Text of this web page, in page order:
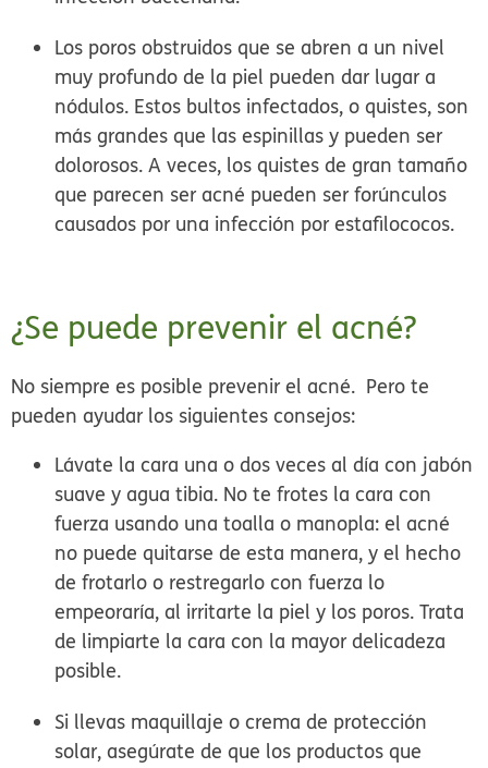
Los poros obstruidos que se abren a un nivel
muy profundo de la piel pueden dar lugar a
nódulos. Estos bultos infectados, o quistes, son
más grandes que las espinillas y pueden ser
dolorosos. A veces, los quistes de gran tamaño
que parecen ser acné pueden ser forúnculos
causados por una infección por estafilococos.
¿Se puede prevenir el acné?
No siempre es posible prevenir el acné. Pero te
pueden ayudar los siguientes consejos:
Lávate la cara una o dos veces al día con jabón
suave y agua tibia. No te frotes la cara con
fuerza usando una toalla o manopla: el acné
no puede quitarse de esta manera, y el hecho
de frotarlo o restregarlo con fuerza lo
empeoraría, al irritarte la piel y los poros. Trata
de limpiarte la cara con la mayor delicadeza
posible.
Si llevas maquillaje o crema de protección
solar, asegúrate de que los productos que